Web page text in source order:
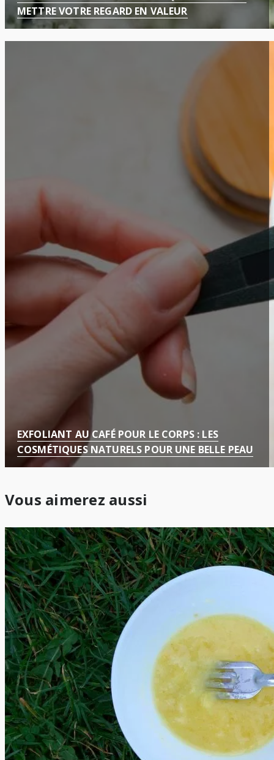
METTRE VOTRE REGARD EN VALEUR
EXFOLIANT AU CAFÉ POUR LE CORPS : LES
COSMÉTIQUES NATURELS POUR UNE BELLE PEAU
Vous aimerez aussi